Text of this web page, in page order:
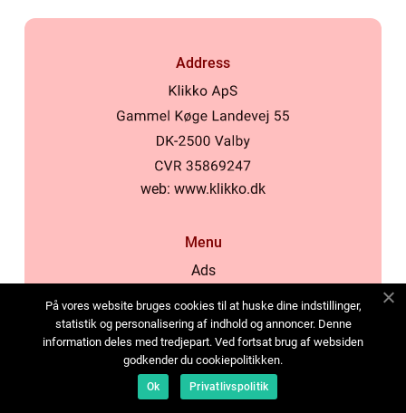
Address
web: www.klikko.dk
Menu
Ads
Cookies
Contact
Sitemap
På vores website bruges cookies til at huske dine indstillinger,
statistik og personalisering af indhold og annoncer. Denne
information deles med tredjepart. Ved fortsat brug af websiden
godkender du cookiepolitikken.
Ok Privatlivspolitik